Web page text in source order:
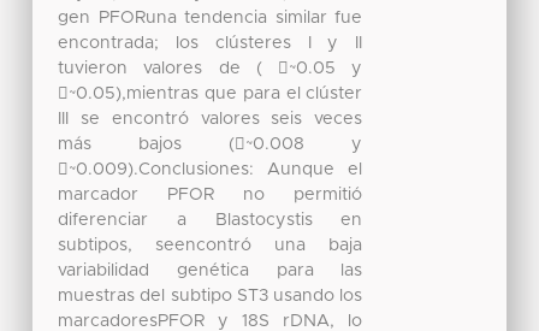
gen PFORuna tendencia similar fue
encontrada; los clústeres I y II
tuvieron valores de ( ~0.05 y
~0.05),mientras que para el clúster
III se encontró valores seis veces
más bajos (~0.008 y
~0.009).Conclusiones: Aunque el
marcador PFOR no permitió
diferenciar a Blastocystis en
subtipos, seencontró una baja
variabilidad genética para las
muestras del subtipo ST3 usando los
marcadoresPFOR y 18S rDNA, lo